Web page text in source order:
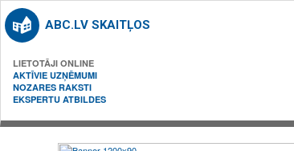
ABC.LV SKAITĻOS
LIETOTĀJI ONLINE
AKTĪVIE UZŅĒMUMI
NOZARES RAKSTI
EKSPERTU ATBILDES